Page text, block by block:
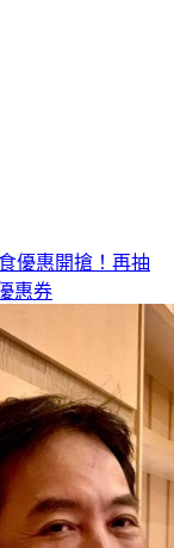
優惠開搶！再抽
惠券